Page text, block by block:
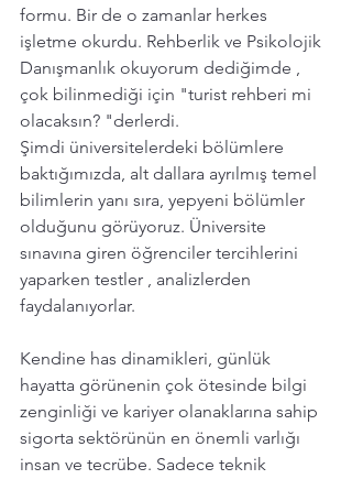
formu. Bir de o zamanlar herkes
işletme okurdu. Rehberlik ve Psikolojik
Danışmanlık okuyorum dediğimde ,
çok bilinmediği için "turist rehberi mi
olacaksın? "derlerdi.
Şimdi üniversitelerdeki bölümlere
baktığımızda, alt dallara ayrılmış temel
bilimlerin yanı sıra, yepyeni bölümler
olduğunu görüyoruz. Üniversite
sınavına giren öğrenciler tercihlerini
yaparken testler , analizlerden
faydalanıyorlar.
Kendine has dinamikleri, günlük
hayatta görünenin çok ötesinde bilgi
zenginliği ve kariyer olanaklarına sahip
sigorta sektörünün en önemli varlığı
insan ve tecrübe. Sadece teknik